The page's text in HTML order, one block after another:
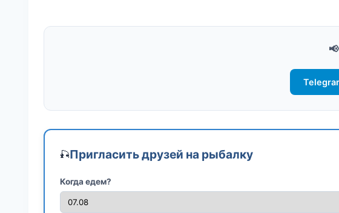
🎣Пригласить друзей на рыбалку
Когда едем?